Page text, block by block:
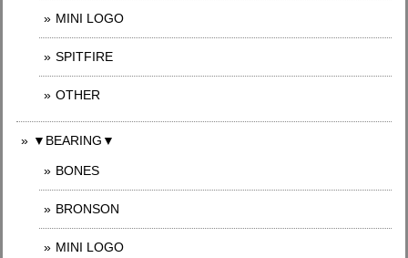
MINI LOGO
SPITFIRE
OTHER
▼BEARING▼
BONES
BRONSON
MINI LOGO